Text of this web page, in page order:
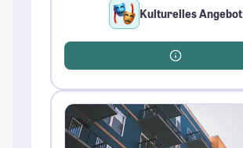
Kulturelles Angebot